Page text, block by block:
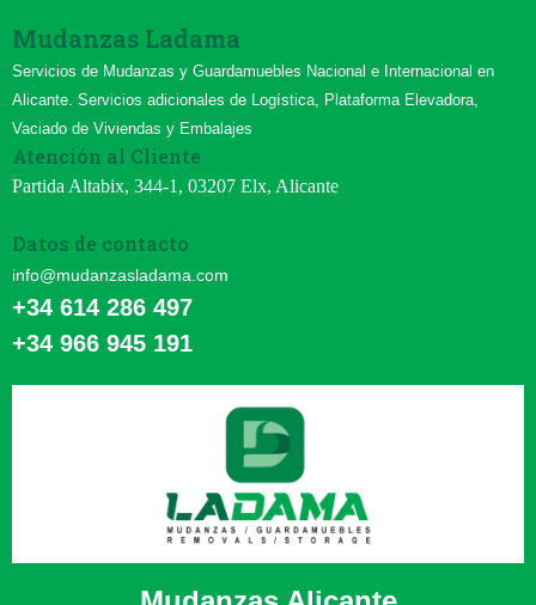
Mudanzas Ladama
Servicios de Mudanzas y Guardamuebles Nacional e Internacional en
Alicante. Servicios adicionales de Logística, Plataforma Elevadora,
Vaciado de Viviendas y Embalajes
Atención al Cliente
Partida Altabix, 344-1, 03207 Elx, Alicante
Datos de contacto
info@mudanzasladama.com
+34 614 286 497
+34 966 945 191